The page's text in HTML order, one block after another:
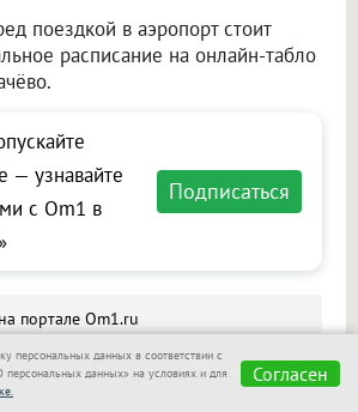
поездкой в аэропорт стоит
расписание на онлайн-табло
— узнавайте
с Om1 в
Подписаться
портале Om1.ru
из Вьетнама обернулся
пассажира в Новосибирске
персональных данных в соответствии с
данных» на условиях и для
Согласен